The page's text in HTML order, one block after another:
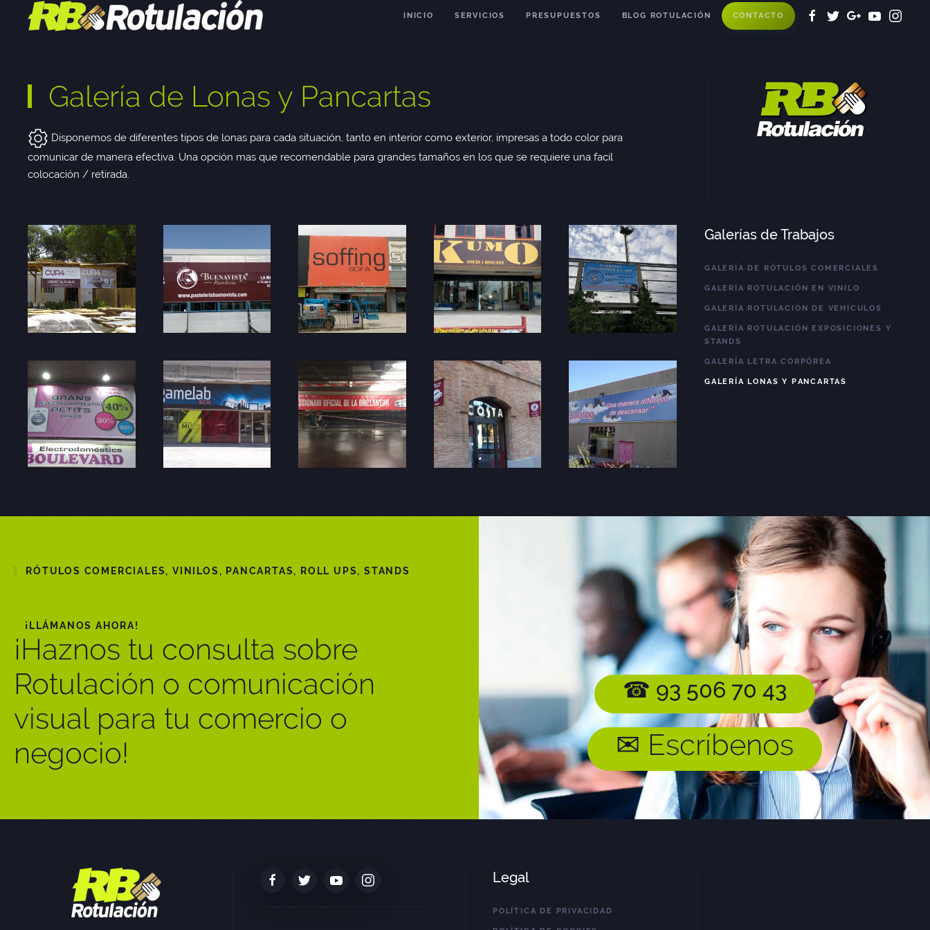
INICIO SERVICIOS PRESUPUESTOS BLOG ROTULACIÓN CONTACTO
Galería de Lonas y Pancartas
Disponemos de diferentes tipos de lonas para cada situación, tanto en interior como exterior, impresas a todo color para
comunicar de manera efectiva. Una opción mas que recomendable para grandes tamaños en los que se requiere una facil
colocación / retirada.
Galerías de Trabajos
GALERÍA DE RÓTULOS COMERCIALES
GALERÍA ROTULACIÓN EN VINILO
GALERÍA ROTULACIÓN DE VEHÍCULOS
GALERÍA ROTULACIÓN EXPOSICIONES Y
STANDS
GALERÍA LETRA CORPÓREA
GALERÍA LONAS Y PANCARTAS
RÓTULOS COMERCIALES, VINILOS, PANCARTAS, ROLL UPS, STANDS
¡LLÁMANOS AHORA!
¡Haznos tu consulta sobre
Rotulación o comunicación
visual para tu comercio o
negocio!
☎ 93 506 70 43
✉ Escríbenos
Legal
POLÍTICA DE PRIVACIDAD